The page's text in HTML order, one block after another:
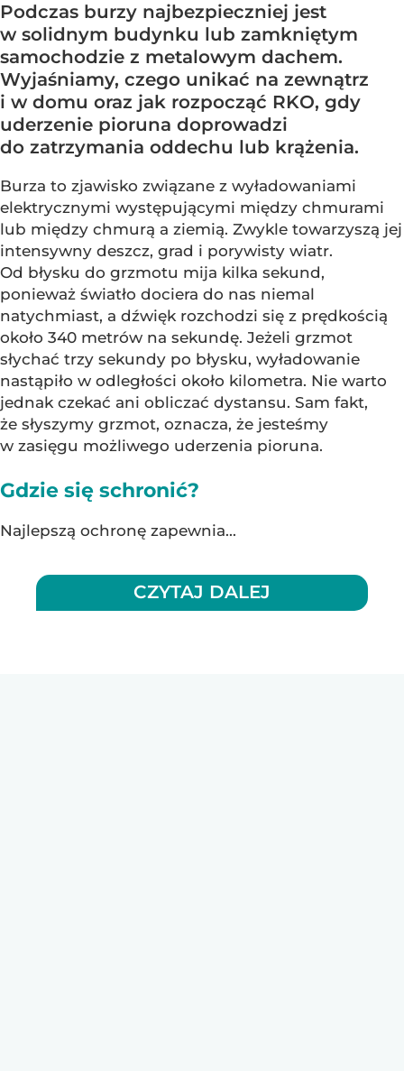
Podczas burzy najbezpieczniej jest
w solidnym budynku lub zamkniętym
samochodzie z metalowym dachem.
Wyjaśniamy, czego unikać na zewnątrz
i w domu oraz jak rozpocząć RKO, gdy
uderzenie pioruna doprowadzi
do zatrzymania oddechu lub krążenia.
Burza to zjawisko związane z wyładowaniami
elektrycznymi występującymi między chmurami
lub między chmurą a ziemią. Zwykle towarzyszą jej
intensywny deszcz, grad i porywisty wiatr.
Od błysku do grzmotu mija kilka sekund,
ponieważ światło dociera do nas niemal
natychmiast, a dźwięk rozchodzi się z prędkością
około 340 metrów na sekundę. Jeżeli grzmot
słychać trzy sekundy po błysku, wyładowanie
nastąpiło w odległości około kilometra. Nie warto
jednak czekać ani obliczać dystansu. Sam fakt,
że słyszymy grzmot, oznacza, że jesteśmy
w zasięgu możliwego uderzenia pioruna.
Gdzie się schronić?
Najlepszą ochronę zapewnia...
CZYTAJ DALEJ